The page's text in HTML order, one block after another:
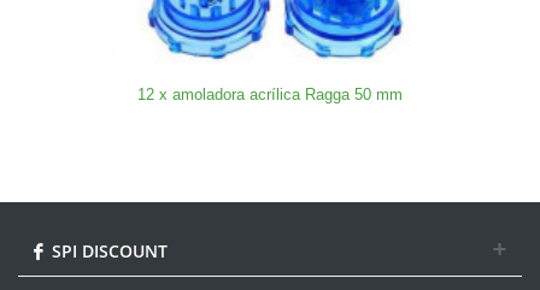
12 x amoladora acrílica Ragga 50 mm
SPI DISCOUNT